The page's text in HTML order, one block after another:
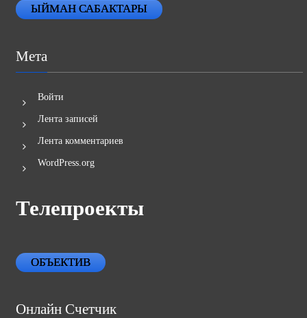
ЫЙМАН САБАКТАРЫ
Мета
Войти
Лента записей
Лента комментариев
WordPress.org
Телепроекты
ОБЪЕКТИВ
Онлайн Счетчик